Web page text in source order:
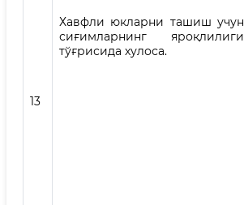
13
Хавфли юкларни ташиш учун
сиғимларнинг яроқлилиги
тўғрисида хулоса.